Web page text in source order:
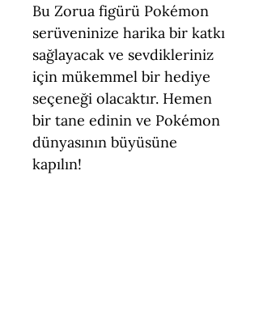
Bu Zorua figürü Pokémon
serüveninize harika bir katkı
sağlayacak ve sevdikleriniz
için mükemmel bir hediye
seçeneği olacaktır. Hemen
bir tane edinin ve Pokémon
dünyasının büyüsüne
kapılın!